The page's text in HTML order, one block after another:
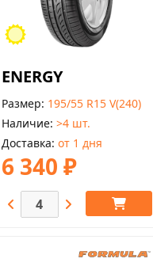
ENERGY
Размер 195/55 R15 V(240)
Наличие >4 шт.
Доставка от 1 дня
6 340 ₽